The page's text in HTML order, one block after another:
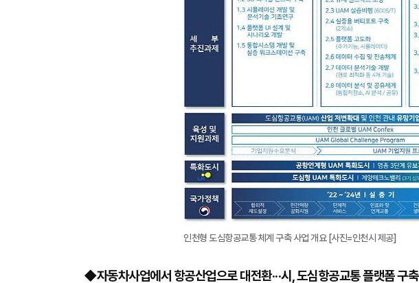
인천형 도심항공교통 체계 구축 사업 개요 [사진=인천시 제공]
◆자동차사업에서 항공산업으로 대전환···시, 도심항공교통 플랫폼 구축